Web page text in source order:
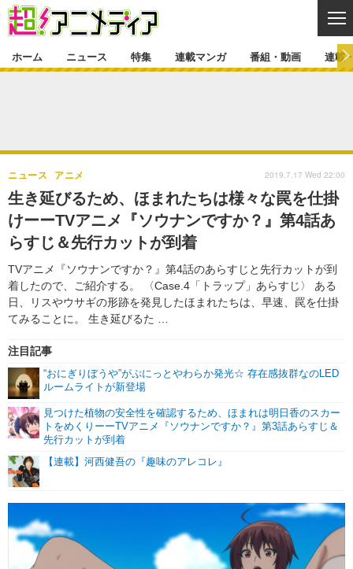
ゲーム・アプリ マンガ
グッズ イベント
声優
舞台 新帝スタ
特集一覧 カバー
ラキりす
連載マンガ
連載マンガ一覧 連載一覧
番組・動画
番組・動画一覧 ラジオ
動画
連載・ブログ
連載・ブログ一覧
編集部ブログ・お知らせ
ホーム ニュース 特集 連載マンガ 番組・動画 連載
生き延びるため、ほまれたちは様々な罠を仕掛
けーーTVアニメ『ソウナンですか？』第4話あ
らすじ＆先行カットが到着
TVアニメ『ソウナンですか？』第4話のあらすじと先行カットが到
着したので、ご紹介する。 〈Case.4「トラップ」あらすじ〉 ある
日、リスやウサギの形跡を発見したほまれたちは、早速、罠を仕掛
てみることに。 生き延びるた …
ニュース アニメ
注目記事
“おにぎりぼうや”がぷにっとやわらか発光☆ 存在感抜群なのLED
ルームライトが新登場
見つけた植物の安全性を確認するため、ほまれは明日香のスカー
トをめくりーーTVアニメ『ソウナンですか？』第3話あらすじ＆
先行カットが到着
【連載】河西健吾の『趣味のアレコレ』
2019.7.17 Wed 22:00